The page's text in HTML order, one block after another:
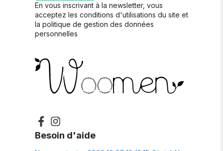
En vous inscrivant à la newsletter, vous
acceptez les conditions d'utilisations du site et
la politique de gestion des données
personnelles
Besoin d'aide